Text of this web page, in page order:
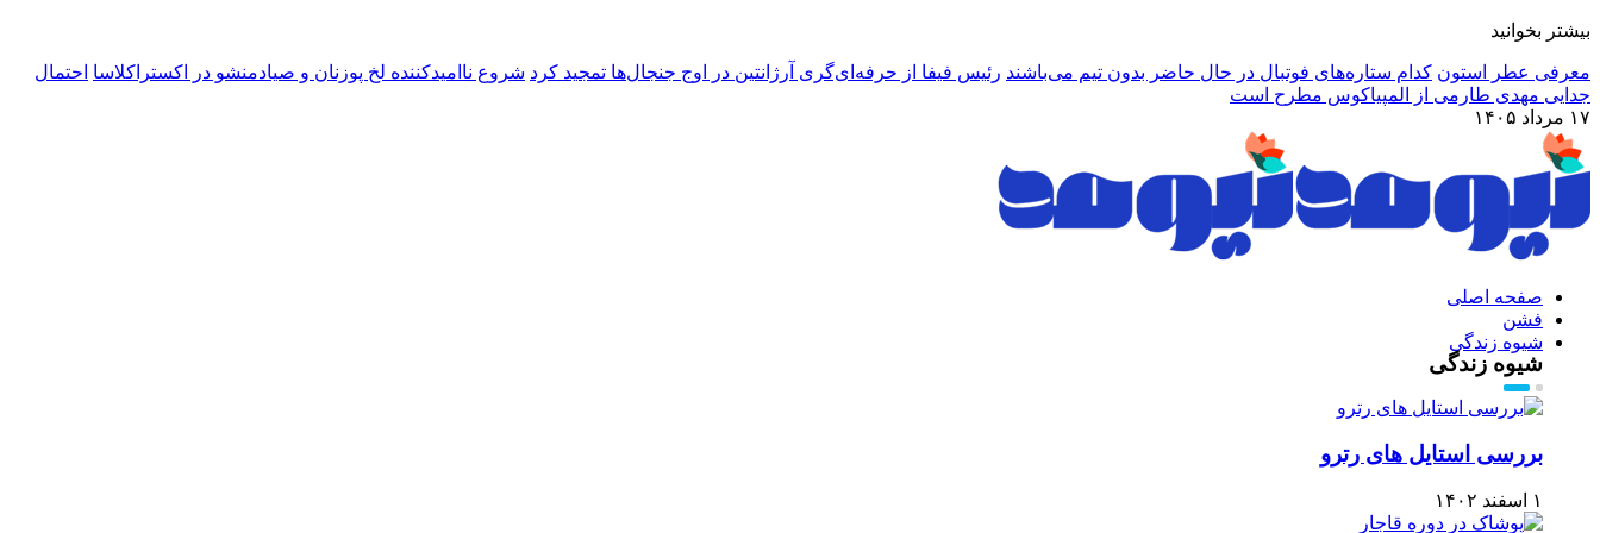
بیشتر بخوانید
معرفی عطر استون کدام ستاره‌های فوتبال در حال حاضر بدون تیم می‌باشند رئیس فیفا از حرفه‌ای‌گری آرژانتین در اوج جنجال‌ها تمجید کرد شروع ناامیدکننده لخ پوزنان و صیادمنشو در اکستراکلاسا احتمال
جدایی مهدی طارمی از المپیاکوس مطرح است
۱۷ مرداد ۱۴۰۵
صفحه اصلی
فشن
شیوه زندگی
شیوه زندگی
بررسی استایل های رترو
۱ اسفند ۱۴۰۲